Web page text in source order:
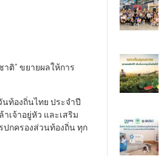
ติ” ขยายผลให้การ
นท้องถิ่นไทย ประจำปี
เจ้าอยู่หัว และเสริม
ปกครองส่วนท้องถิ่น ทุก